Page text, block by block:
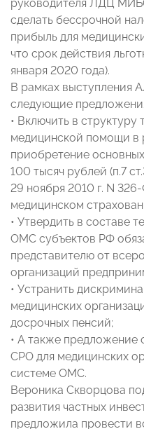
руководителя ЛДЦ
сделать бессрочной
прибыль для
что срок действия
января 2020 года).
В рамках выступления
следующие
• Включить в структуру
медицинской помощи
приобретение
100 тысяч рублей (п.7
29 ноября 2010 г. N
медицинском
• Утвердить в составе
ОМС субъектов РФ
представителю от
организаций
• Устранить
медицинских
досрочных пенсий;
• А также предложение
СРО для медицинских
системе ОМС.
Вероника Скворцова
развития частных
предложила провести